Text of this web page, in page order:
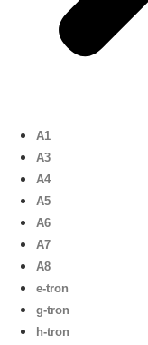
A1
A3
A4
A5
A6
A7
A8
e-tron
g-tron
h-tron